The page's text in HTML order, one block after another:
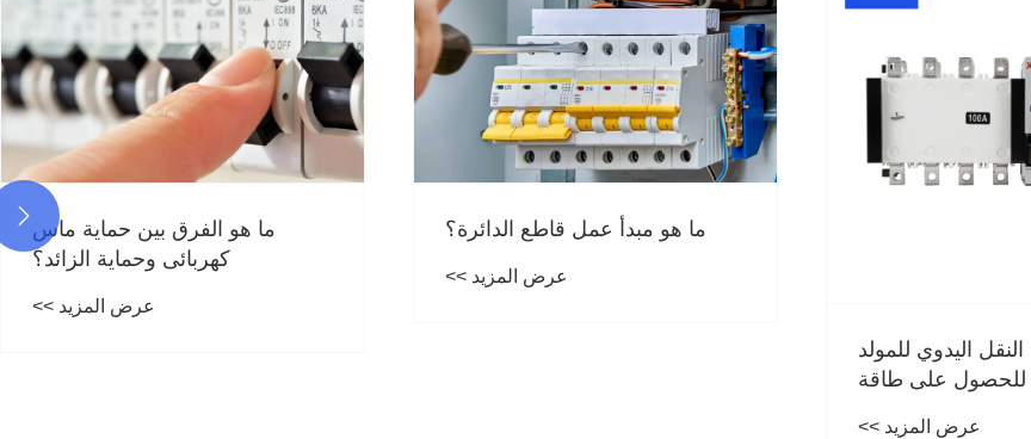
ما هو الفرق بين حماية ماس
